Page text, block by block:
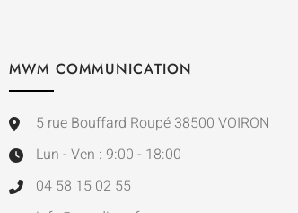
MWM COMMUNICATION
5 rue Bouffard Roupé 38500 VOIRON
Lun - Ven : 9:00 - 18:00
04 58 15 02 55